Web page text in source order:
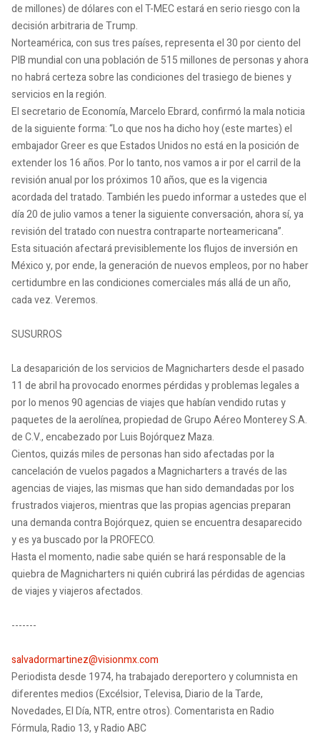
de millones) de dólares con el T-MEC estará en serio riesgo con la
decisión arbitraria de Trump.
Norteamérica, con sus tres países, representa el 30 por ciento del
PIB mundial con una población de 515 millones de personas y ahora
no habrá certeza sobre las condiciones del trasiego de bienes y
servicios en la región.
El secretario de Economía, Marcelo Ebrard, confirmó la mala noticia
de la siguiente forma: “Lo que nos ha dicho hoy (este martes) el
embajador Greer es que Estados Unidos no está en la posición de
extender los 16 años. Por lo tanto, nos vamos a ir por el carril de la
revisión anual por los próximos 10 años, que es la vigencia
acordada del tratado. También les puedo informar a ustedes que el
día 20 de julio vamos a tener la siguiente conversación, ahora sí, ya
revisión del tratado con nuestra contraparte norteamericana”.
Esta situación afectará previsiblemente los flujos de inversión en
México y, por ende, la generación de nuevos empleos, por no haber
certidumbre en las condiciones comerciales más allá de un año,
cada vez. Veremos.
SUSURROS
La desaparición de los servicios de Magnicharters desde el pasado
11 de abril ha provocado enormes pérdidas y problemas legales a
por lo menos 90 agencias de viajes que habían vendido rutas y
paquetes de la aerolínea, propiedad de Grupo Aéreo Monterey S.A.
de C.V., encabezado por Luis Bojórquez Maza.
Cientos, quizás miles de personas han sido afectadas por la
cancelación de vuelos pagados a Magnicharters a través de las
agencias de viajes, las mismas que han sido demandadas por los
frustrados viajeros, mientras que las propias agencias preparan
una demanda contra Bojórquez, quien se encuentra desaparecido
y es ya buscado por la PROFECO.
Hasta el momento, nadie sabe quién se hará responsable de la
quiebra de Magnicharters ni quién cubrirá las pérdidas de agencias
de viajes y viajeros afectados.
-------
salvadormartinez@visionmx.com
Periodista desde 1974, ha trabajado dereportero y columnista en
diferentes medios (Excélsior, Televisa, Diario de la Tarde,
Novedades, El Día, NTR, entre otros). Comentarista en Radio
Fórmula, Radio 13, y Radio ABC